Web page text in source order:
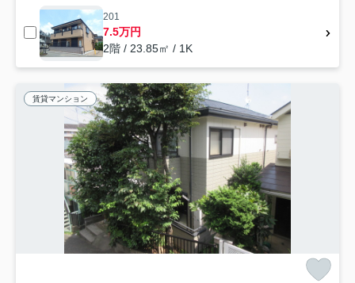
201
7.5万円
2階 / 23.85㎡ / 1K
賃貸マンション